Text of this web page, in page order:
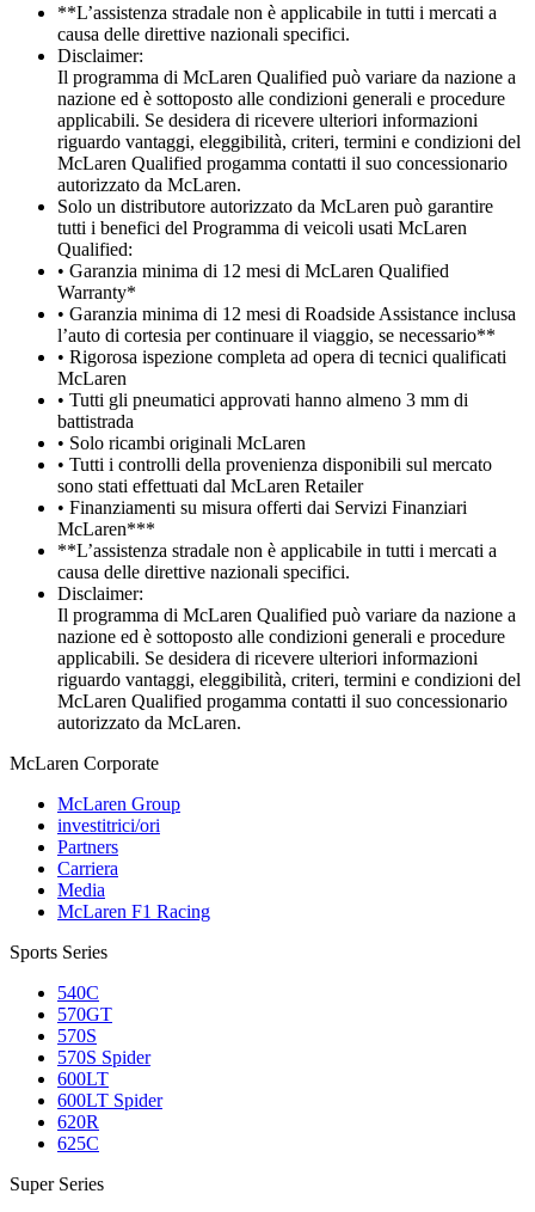
**L’assistenza stradale non è applicabile in tutti i mercati a
causa delle direttive nazionali specifici.
Disclaimer:
Il programma di McLaren Qualified può variare da nazione a
nazione ed è sottoposto alle condizioni generali e procedure
applicabili. Se desidera di ricevere ulteriori informazioni
riguardo vantaggi, eleggibilità, criteri, termini e condizioni del
McLaren Qualified progamma contatti il suo concessionario
autorizzato da McLaren.
Solo un distributore autorizzato da McLaren può garantire
tutti i benefici del Programma di veicoli usati McLaren
Qualified:
• Garanzia minima di 12 mesi di McLaren Qualified
Warranty*
• Garanzia minima di 12 mesi di Roadside Assistance inclusa
l’auto di cortesia per continuare il viaggio, se necessario**
• Rigorosa ispezione completa ad opera di tecnici qualificati
McLaren
• Tutti gli pneumatici approvati hanno almeno 3 mm di
battistrada
• Solo ricambi originali McLaren
• Tutti i controlli della provenienza disponibili sul mercato
sono stati effettuati dal McLaren Retailer
• Finanziamenti su misura offerti dai Servizi Finanziari
McLaren***
**L’assistenza stradale non è applicabile in tutti i mercati a
causa delle direttive nazionali specifici.
Disclaimer:
Il programma di McLaren Qualified può variare da nazione a
nazione ed è sottoposto alle condizioni generali e procedure
applicabili. Se desidera di ricevere ulteriori informazioni
riguardo vantaggi, eleggibilità, criteri, termini e condizioni del
McLaren Qualified progamma contatti il suo concessionario
autorizzato da McLaren.
McLaren Corporate
McLaren Group
investitrici/ori
Partners
Carriera
Media
McLaren F1 Racing
Sports Series
540C
570GT
570S
570S Spider
600LT
600LT Spider
620R
625C
Super Series